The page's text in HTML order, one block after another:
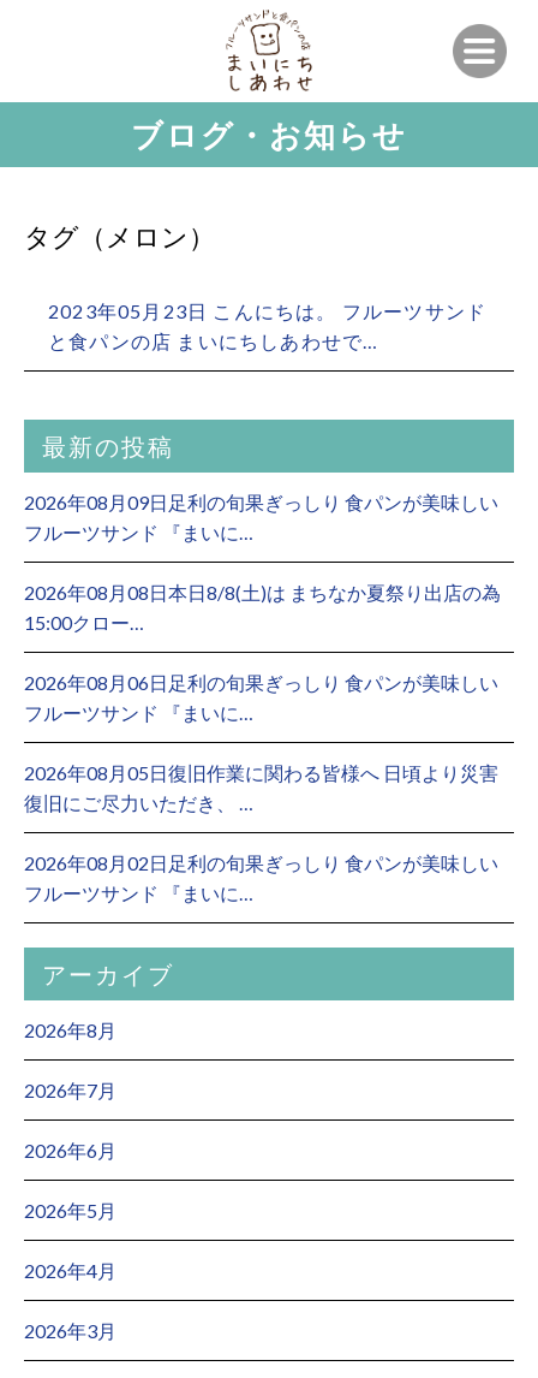
ブログ・お知らせ
タグ（メロン）
2023年05月23日 こんにちは。 フルーツサンド
と食パンの店 まいにちしあわせで…
最新の投稿
2026年08月09日足利の旬果ぎっしり 食パンが美味しい
フルーツサンド 『まいに…
2026年08月08日本日8/8(土)は まちなか夏祭り出店の為
15:00クロー…
2026年08月06日足利の旬果ぎっしり 食パンが美味しい
フルーツサンド 『まいに…
2026年08月05日復旧作業に関わる皆様へ 日頃より災害
復旧にご尽力いただき、 …
2026年08月02日足利の旬果ぎっしり 食パンが美味しい
フルーツサンド 『まいに…
アーカイブ
2026年8月
2026年7月
2026年6月
2026年5月
2026年4月
2026年3月